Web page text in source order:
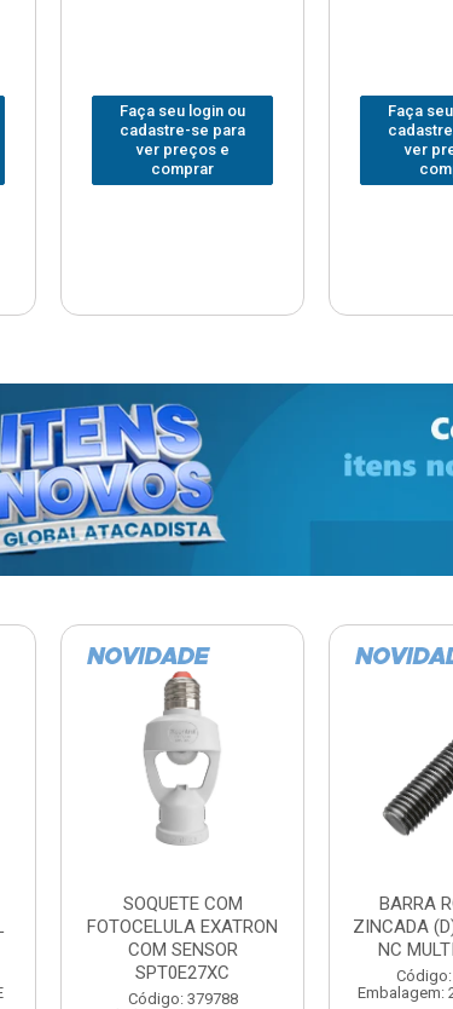
Faça seu login ou
cadastre-se para
ver preços e
comprar
Faça
ver
BARRA ROSCADA
ZINCADA (D) 5/16”X1MT
NC MULTIBARRAS
Código: 379806
Embalagem: 20 - UNIDADE
JOMARCA
Embalagem: